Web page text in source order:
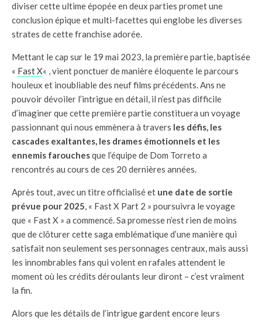
diviser cette ultime épopée en deux parties promet une
conclusion épique et multi-facettes qui englobe les diverses
strates de cette franchise adorée.
Mettant le cap sur le 19 mai 2023, la première partie, baptisée
« Fast X« , vient ponctuer de manière éloquente le parcours
houleux et inoubliable des neuf films précédents. Ans ne
pouvoir dévoiler l’intrigue en détail, il n’est pas difficile
d’imaginer que cette première partie constituera un voyage
passionnant qui nous emmènera à travers les défis, les
cascades exaltantes, les drames émotionnels et les
ennemis farouchesque l’équipe de Dom Torreto a
rencontrés au cours de ces 20 dernières années.
Après tout, avec un titre officialisé et une date de sortie
prévue pour 2025, « Fast X Part 2 » poursuivra le voyage
que « Fast X » a commencé. Sa promesse n’est rien de moins
que de clôturer cette saga emblématique d’une manière qui
satisfait non seulement ses personnages centraux, mais aussi
les innombrables fans qui volent en rafales attendent le
moment où les crédits déroulants leur diront – c’est vraiment
la fin.
Alors que les détails de l’intrigue gardent encore leurs